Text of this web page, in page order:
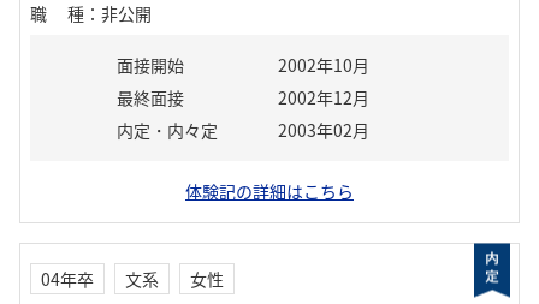
職種 ： 非公開
面接開始
2002年10月
最終面接
2002年12月
内定・内々定
2003年02月
体験記の詳細はこちら
04年卒 文系
女性